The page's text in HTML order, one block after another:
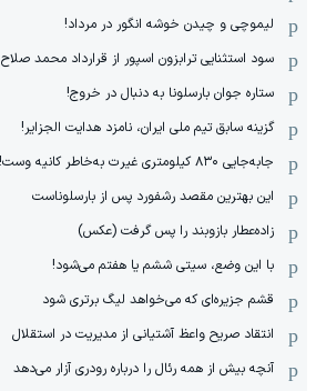
لیموچی و چیدن خوشه انگور در مرداد!
سود استثنایی ترابزون اسپور از قرارداد محمد صلاح
ستاره جوان بارسلونا به دنبال در خروج!
گزینه سابق تیم ملی ایران، نامزد هدایت الجزایر!
جابه‌جایی ۸۳۰ کیلومتری غیرت به‌خاطر کانیه وست!
این بهترین مقصد رشفورد پس از بارسلوناست
زاده‌عطار بازوبند را پس گرفت (عکس)
با این وضع، سیتی ششم یا هفتم می‌شود!
قشم جزیره‌ای که می‌خواهد لیگ برتری شود
انتقاد صریح واعظ آشتیانی از مدیریت در استقلال
آنچه بیش از همه رئال را درباره رودری آزار می‌دهد